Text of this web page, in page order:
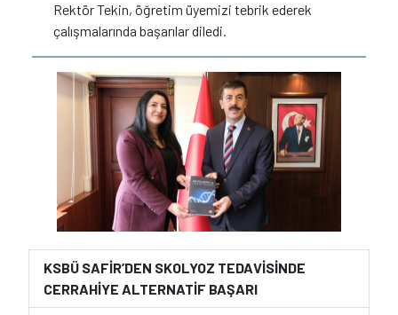
Rektör Tekin, öğretim üyemizi tebrik ederek
çalışmalarında başarılar diledi.
KSBÜ SAFİR’DEN SKOLYOZ TEDAVİSİNDE
CERRAHİYE ALTERNATİF BAŞARI